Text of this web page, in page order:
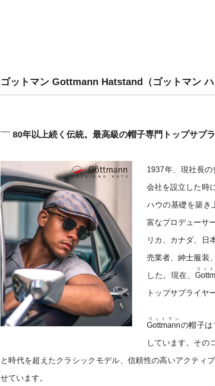
ゴットマン Gottmann Hatstand（ゴットマン
80年以上続く伝統。最高級の帽子専門トップサプラ
1937年、現社長
会社を設立した時
ハウの基礎を築き
富なプロデューサ
リカ、カナダ、日
売業者、紳士服装
した。現在、
ゴッ
トップサプライヤ
Gottmann
ゴットマン
の帽子は
しています。その
と時代を超えたクラシックモデル、信頼性の高いアクティ
せています。